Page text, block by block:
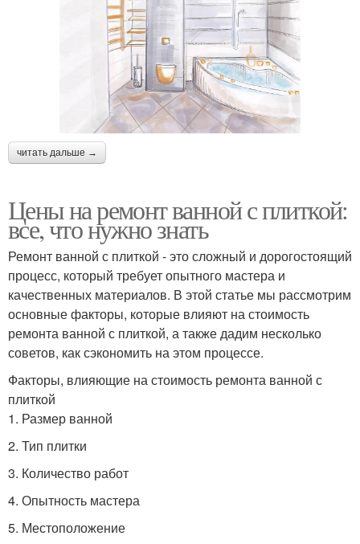
читать дальше →
Цены на ремонт ванной с плиткой:
все, что нужно знать
Ремонт ванной с плиткой - это сложный и дорогостоящий
процесс, который требует опытного мастера и
качественных материалов. В этой статье мы рассмотрим
основные факторы, которые влияют на стоимость
ремонта ванной с плиткой, а также дадим несколько
советов, как сэкономить на этом процессе.
Факторы, влияющие на стоимость ремонта ванной с
плиткой
1. Размер ванной
2. Тип плитки
3. Количество работ
4. Опытность мастера
5. Местоположение